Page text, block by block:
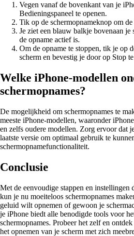
Vegen vanaf de bovenkant van je
Bedieningspaneel te openen.
Tik op de schermopnameknop om de
Je ziet een blauw balkje bovenaan je
de opname actief is.
Om de opname te stoppen, tik je op
scherm en bevestig je door op Stop
Welke iPhone-modellen
schermopnames?
De mogelijkheid om schermopnames te
meeste iPhone-modellen, waaronder
en zelfs oudere modellen. Zorg ervoor dat
laatste versie om optimaal gebruik te
schermopnamefunctionaliteit.
Conclusie
Met de eenvoudige stappen en instellingen
kun je nu moeiteloos schermopnames
geluid wilt opnemen of gewoon je
je iPhone biedt alle benodigde tools voor
schermopnames. Probeer het zelf en
het opnemen van je scherm met zich